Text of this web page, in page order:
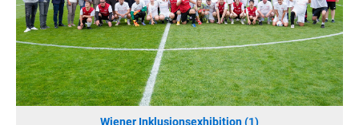
HANNERSBERG
WILHELM-EXNER-MEDAILLEN STIFTUNG
ADMIRAL SPORTWETTEN
EWP RECYCLING PFAND ÖSTERREICH
ANNEMARIE CHARITY
Wiener Inklusionsexhibition (1)